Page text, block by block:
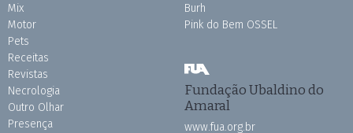
Mix
Motor
Pets
Receitas
Revistas
Necrologia
Outro Olhar
Presença
Burh
Pink do Bem OSSEL
Fundação Ubaldino do
Amaral
www.fua.org.br